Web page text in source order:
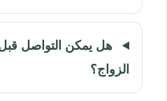
هل يمكن التواصل
الزواج؟